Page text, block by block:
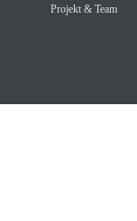
Projekt & Team